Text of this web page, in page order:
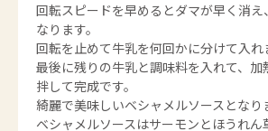
回転スピードを早めるとダマが早く消え
なります。
回転を止めて牛乳を何回かに分けて入れ
最後に残りの牛乳と調味料を入れて、
拌して完成です。
綺麗で美味しいベシャメルソースとなり
ベシャメルソースはサーモンとほうれん